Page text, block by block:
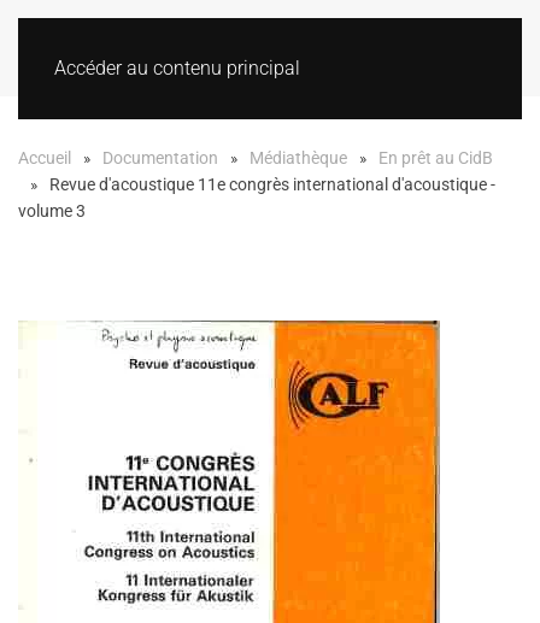
Accéder au contenu principal
Accueil Documentation Médiathèque
En prêt au CidB
Revue d'acoustique 11e congrès international d'acoustique -
volume 3